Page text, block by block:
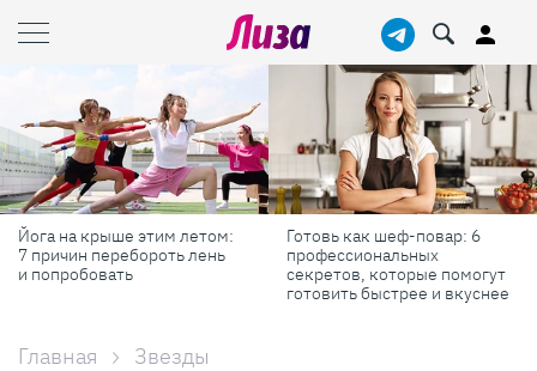
Йога на крыше этим летом:
7 причин перебороть лень
и попробовать
Готовь как шеф-повар: 6
профессиональных
секретов, которые помогут
готовить быстрее и вкуснее
Главная Звезды